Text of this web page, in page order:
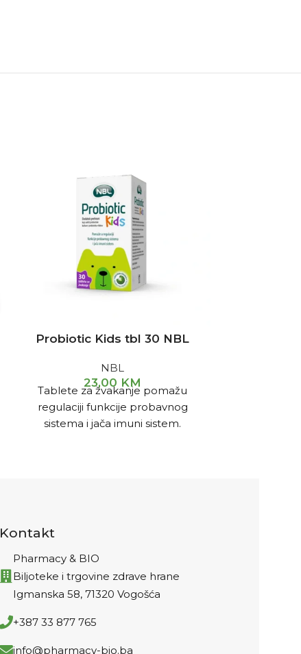
Probiotic Kids tbl 30 NBL
NBL
23,00 KM
Tablete za žvakanje pomažu
regulaciji funkcije probavnog
sistema i jača imuni sistem.
Kontakt
Pharmacy & BIO
Biljoteke i trgovine zdrave hrane
Igmanska 58, 71320 Vogošća
+387 33 877 765
info@pharmacy-bio.ba